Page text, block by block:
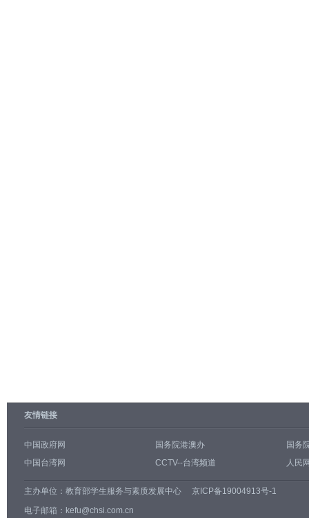
友情链接
中国政府网 国务院港澳办
国务
中国台湾网
CCTV--台湾频道 人民
主办单位： 教育部学生服务与素质发展中心
京ICP备19004913号-1
电子邮箱：kefu@chsi.com.cn